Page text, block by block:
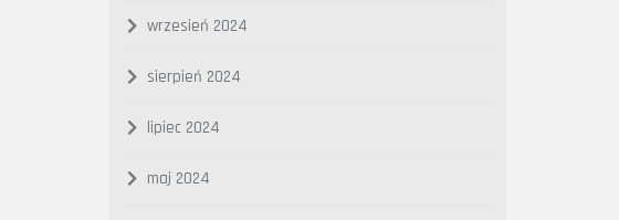
wrzesień 2024
sierpień 2024
lipiec 2024
maj 2024